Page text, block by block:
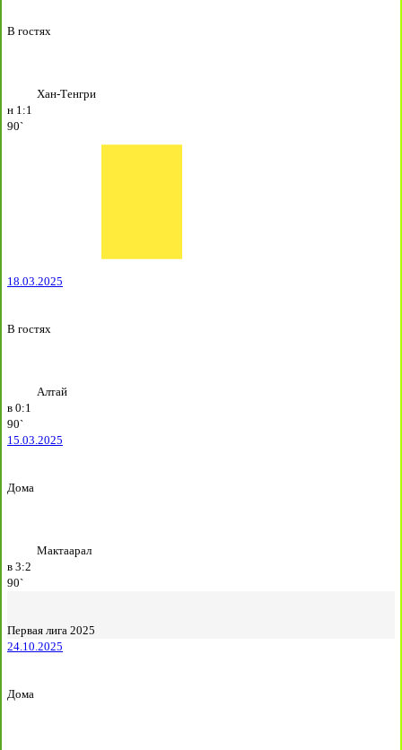
В гостях
Хан-Тенгри
н 1:1
90`
18.03.2025
В гостях
Алтай
в 0:1
90`
15.03.2025
Дома
Мактаарал
в 3:2
90`
Первая лига 2025
24.10.2025
Дома